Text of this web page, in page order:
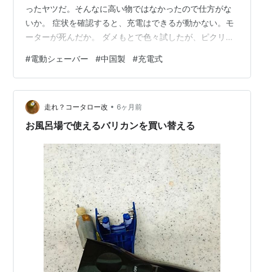
ったヤツだ。そんなに高い物ではなかったので仕方がな
いか。 症状を確認すると、充電はできるが動かない。モ
ーターが死んだか。 ダメもとで色々試したが、ピクリと
か書いてあったが、それも絵空事だった。 こんなもの
か。 確かに安かったのであまり文句は言えないが、買っ
た物でこれだけ当たりハズレがあると、やはり某社会主
義国の商品は買えないとつくづく思う。 だがしかし、安
かったとはいえ数千円出しているワケで。やり切れな
#電動シェーバー #中国製 #充電式
走れ？コータロー改 • 6ヶ月前
お風呂場で使えるバリカンを買い替える